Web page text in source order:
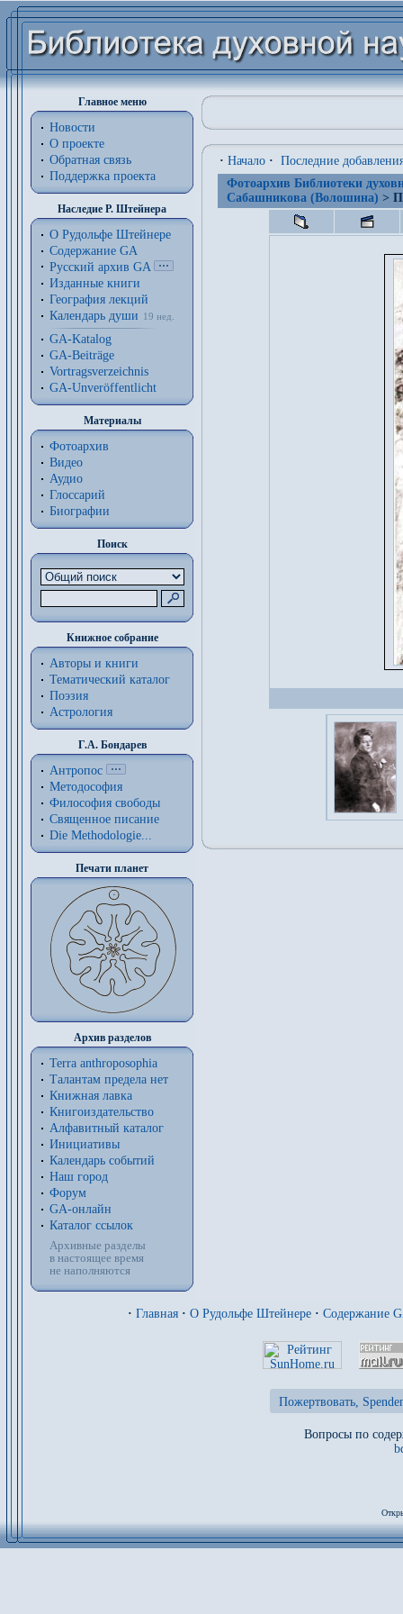
Главное меню
Новости
О проекте
Обратная связь
Поддержка проекта
Наследие Р. Штейнера
О Рудольфе Штейнере
Содержание GA
Русский архив GA
Изданные книги
География лекций
Календарь души
19 нед.
GA-Katalog
GA-Beiträge
Vortragsverzeichnis
GA-Unveröffentlicht
Материалы
Фотоархив
Видео
Аудио
Глоссарий
Биографии
Поиск
Книжное собрание
Авторы и книги
Тематический каталог
Поэзия
Астрология
Г.А. Бондарев
Антропос
Методософия
Философия cвободы
Священное писание
Die Methodologie...
Печати планет
Архив разделов
Terra anthroposophia
Талантам предела нет
Книжная лавка
Книгоиздательство
Алфавитный каталог
Инициативы
Календарь событий
Наш город
Форум
GA-онлайн
Каталог ссылок
Архивные разделы
в настоящее время
не наполняются
· Начало · Последние
Фотоархив Библиотеки
Сабашникова (Волошина) >
· Главная · О Рудольфе Штейнере · Содержание
Пожертвовать,
Вопросы по